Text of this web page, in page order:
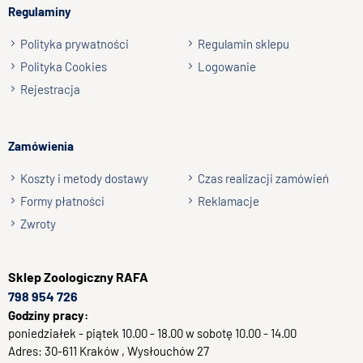
E, K i prowitaminę A, flawonoidy, garbniki, kwasy organiczne,
olejek eteryczny, sole mineralne (żelazo).
Skład:
gryka, pszenica, rzepak, lucerna, dzika róża 4%, susz
Wyślij opinię
Regulaminy
Polityka prywatności
Regulamin sklepu
Polityka Cookies
Logowanie
Rejestracja
Zamówienia
Koszty i metody dostawy
Czas realizacji zamówień
Formy płatności
Reklamacje
Zwroty
SklepZoologiczny RAFA
798 954 726
Godziny pracy:
poniedziałek - piątek 10.00 - 18.00 w sobotę 10.00 - 14.00
Adres: 30-611 Kraków , Wysłouchów 27